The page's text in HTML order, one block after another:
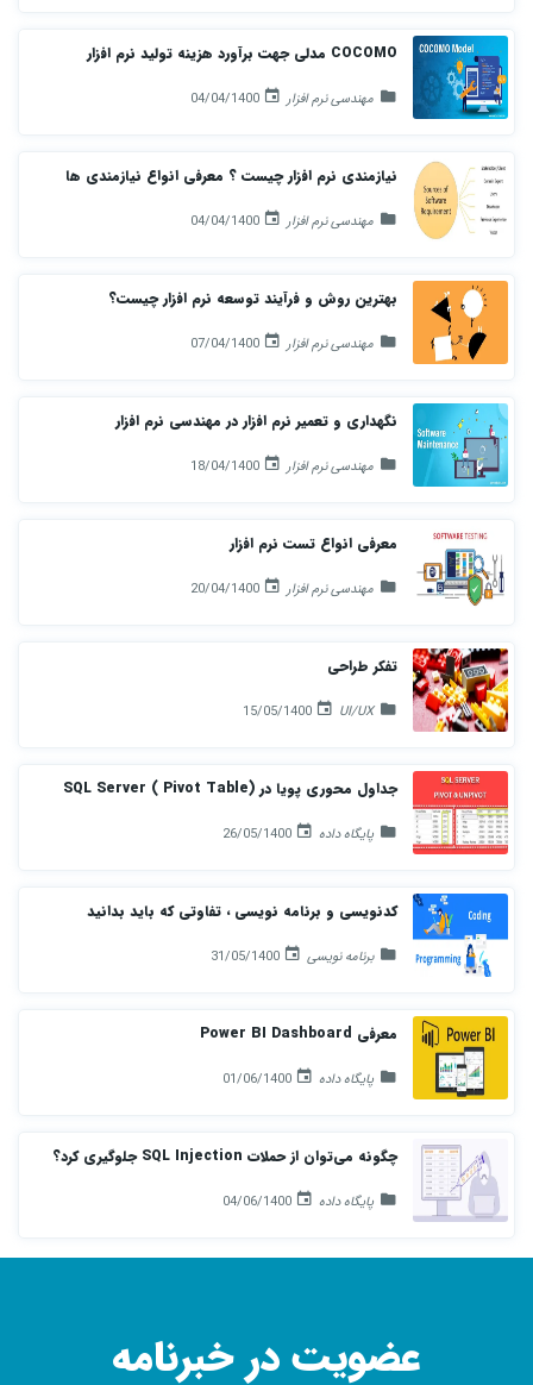
COCOMO مدلی جهت برآورد هزینه تولید نرم افزار
مهندسی نرم افزار
نیازمندی نرم افزار چیست ؟ معرفی انواع نیازمندی ها
مهندسی نرم افزار
بهترین روش و فرآیند توسعه نرم افزار چیست؟
مهندسی نرم افزار
نگهداری و تعمیر نرم افزار در مهندسی نرم افزار
مهندسی نرم افزار
معرفی انواع تست نرم افزار
مهندسی نرم افزار
تفکر طراحی
UI/UX
جداول محوری پویا در SQL Server ( Pivot Table)
پایگاه داده
کدنویسی و برنامه نویسی ، تفاوتی که باید بدانید
برنامه نویسی
معرفی Power BI Dashboard
پایگاه داده
چگونه می‌توان از حملات SQL Injection جلوگیری کرد؟
پایگاه داده
عضویت در خبرنامه